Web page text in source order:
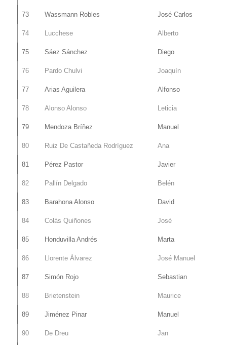
73 Wassmann Robles José Carlos
74 Lucchese Alberto
75 Sáez Sánchez Diego
76 Pardo Chulvi Joaquín
77 Arias Aguilera Alfonso
78 Alonso Alonso Leticia
79 Mendoza Bríñez Manuel
80 Ruiz De Castañeda Rodríguez Ana
81 Pérez Pastor Javier
82 Pallín Delgado Belén
83 Barahona Alonso David
84 Colás Quiñones José
85 Honduvilla Andrés Marta
86 Llorente Álvarez José Manuel
87 Simón Rojo Sebastian
88 Brietenstein Maurice
89 Jiménez Pinar Manuel
90 De Dreu Jan